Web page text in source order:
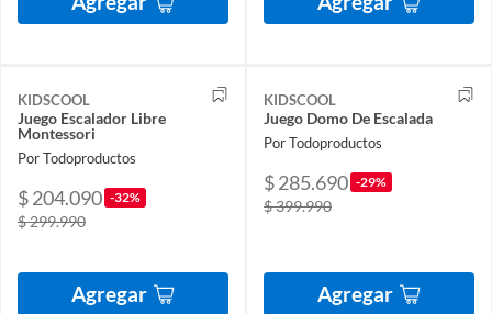
KIDSCOOL
Juego Escalador Libre
Montessori
Por Todoproductos
$ 204.090 -32%
$ 299.990
Agregar
KIDSCOOL
Juego Domo De Escalada
Por Todoproductos
$ 285.690 -29%
$ 399.990
Agregar